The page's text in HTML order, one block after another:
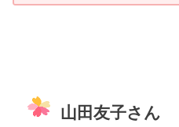
山田友子さん